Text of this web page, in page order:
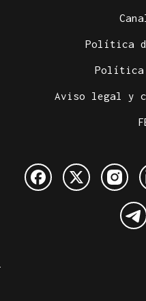
Política
Política
Aviso legal y